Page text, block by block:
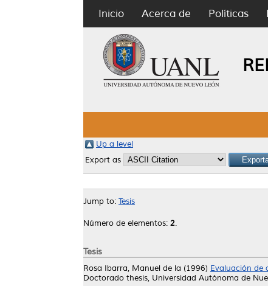
Inicio Acerca de Políticas
Up a level
Export as
Jump to: Tesis
Número de elementos: 2.
Tesis
Rosa Ibarra, Manuel de la (1996) Evaluación de
Doctorado thesis, Universidad Autónoma de